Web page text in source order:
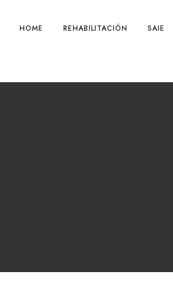
HOME REHABILITACIÓN SAIE